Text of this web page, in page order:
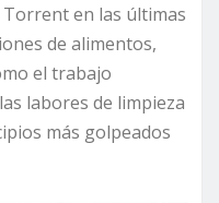
Torrent en las últimas
de alimentos,
el trabajo
labores de limpieza
más golpeados